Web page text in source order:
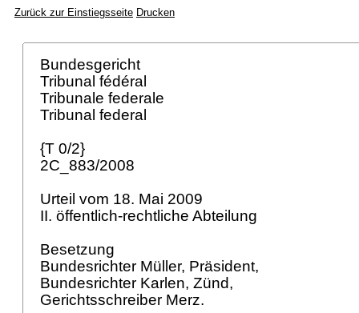
Zurück zur Einstiegsseite Drucken
Bundesgericht
Tribunal fédéral
Tribunale federale
Tribunal federal
{T 0/2}
2C_883/2008
Urteil vom 18. Mai 2009
II. öffentlich-rechtliche Abteilung
Besetzung
Bundesrichter Müller, Präsident,
Bundesrichter Karlen, Zünd,
Gerichtsschreiber Merz.